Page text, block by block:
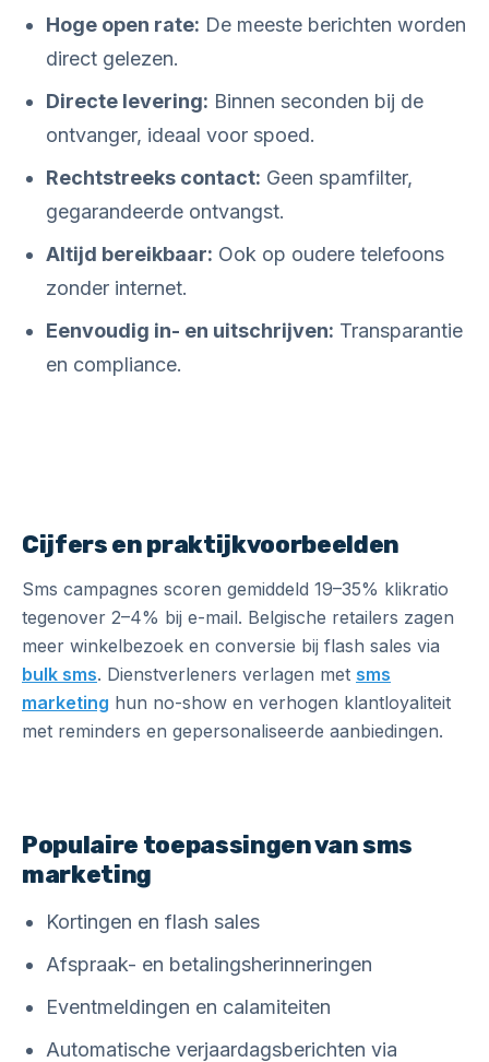
Hoge open rate: De meeste berichten worden
direct gelezen.
Directe levering: Binnen seconden bij de
ontvanger, ideaal voor spoed.
Rechtstreeks contact: Geen spamfilter,
gegarandeerde ontvangst.
Altijd bereikbaar: Ook op oudere telefoons
zonder internet.
Eenvoudig in- en uitschrijven: Transparantie
en compliance.
Cijfers en praktijkvoorbeelden
Sms campagnes scoren gemiddeld 19–35% klikratio
tegenover 2–4% bij e-mail. Belgische retailers zagen
meer winkelbezoek en conversie bij flash sales via
bulk sms. Dienstverleners verlagen met sms
marketing hun no-show en verhogen klantloyaliteit
met reminders en gepersonaliseerde aanbiedingen.
Populaire toepassingen van sms
marketing
Kortingen en flash sales
Afspraak- en betalingsherinneringen
Eventmeldingen en calamiteiten
Automatische verjaardagsberichten via